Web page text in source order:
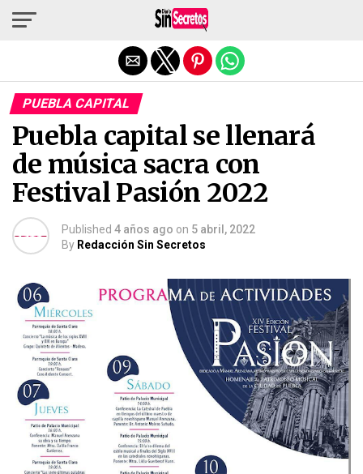
PUEBLA CAPITAL
Puebla capital se llenará
de música sacra con
Festival Pasión 2022
Published 4 años ago on 5 abril, 2022
By Redacción Sin Secretos
Salir de la versión móvil